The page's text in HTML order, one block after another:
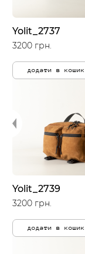
Yolit_2737
3200 грн.
додати в кошик
Yolit_2739
3200 грн.
додати в кошик